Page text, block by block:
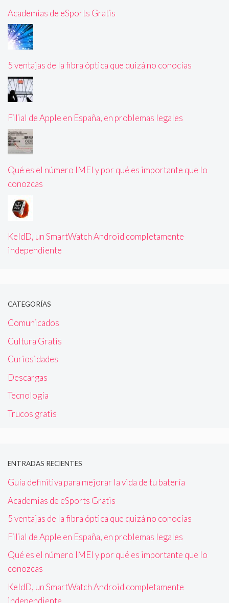
Academias de eSports Gratis
5 ventajas de la fibra óptica que quizá no conocías
Filial de Apple en España, en problemas legales
Qué es el número IMEI y por qué es importante que lo
conozcas
KeldD, un SmartWatch Android completamente
independiente
CATEGORÍAS
Comunicados
Cultura Gratis
Curiosidades
Descargas
Tecnología
Trucos gratis
ENTRADAS RECIENTES
Guía definitiva para mejorar la vida de tu batería
Academias de eSports Gratis
5 ventajas de la fibra óptica que quizá no conocías
Filial de Apple en España, en problemas legales
Qué es el número IMEI y por qué es importante que lo
conozcas
KeldD, un SmartWatch Android completamente
independiente